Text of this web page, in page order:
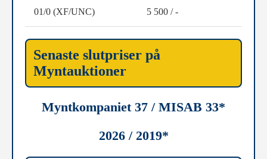
01/0 (XF/UNC) 5 500 / -
Senaste slutpriser på
Myntauktioner
Myntkompaniet 37 / MISAB 33*
2026 / 2019*